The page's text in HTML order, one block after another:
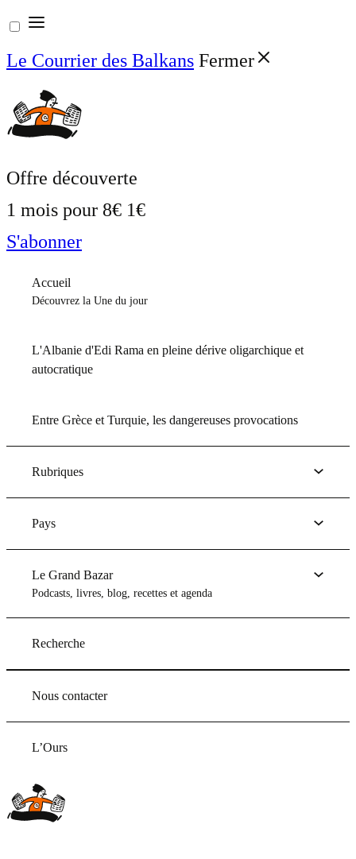
Aller
au
contenu
Le Courrier des Balkans Fermer
Offre découverte
1 mois pour 8€ 1€
S'abonner
Accueil
Découvrez la Une du jour
L'Albanie d'Edi Rama en pleine dérive oligarchique et
autocratique
Entre Grèce et Turquie, les dangereuses provocations
Rubriques
Pays
Le Grand Bazar
Podcasts, livres, blog, recettes et agenda
Recherche
Nous contacter
L’Ours